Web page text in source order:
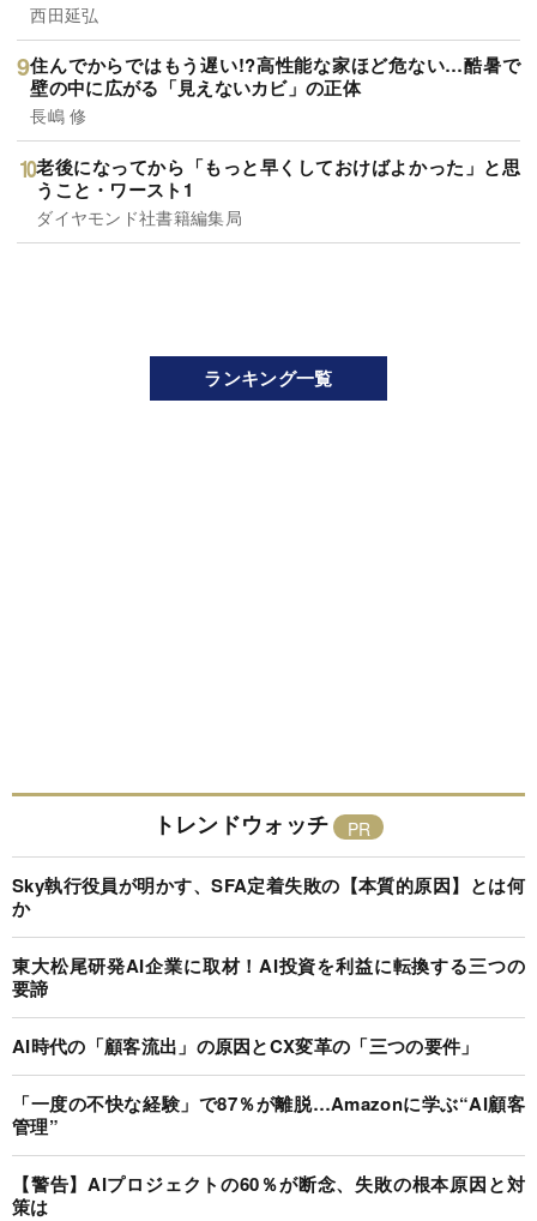
西田延弘
住んでからではもう遅い!?高性能な家ほど危ない…酷暑で
壁の中に広がる「見えないカビ」の正体
長嶋 修
老後になってから「もっと早くしておけばよかった」と思
うこと・ワースト1
ダイヤモンド社書籍編集局
ランキング一覧
トレンドウォッチ
Sky執行役員が明かす、SFA定着失敗の【本質的原因】とは何
か
東大松尾研発AI企業に取材！AI投資を利益に転換する三つの
要諦
AI時代の「顧客流出」の原因とCX変革の「三つの要件」
「一度の不快な経験」で87％が離脱…Amazonに学ぶ“AI顧客
管理”
【警告】AIプロジェクトの60％が断念、失敗の根本原因と対
策は